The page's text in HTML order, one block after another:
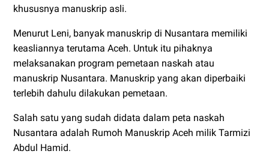
khususnya manuskrip asli.
Menurut Leni, banyak manuskrip di Nusantara memiliki
keasliannya terutama Aceh. Untuk itu pihaknya
melaksanakan program pemetaan naskah atau
manuskrip Nusantara. Manuskrip yang akan diperbaiki
terlebih dahulu dilakukan pemetaan.
Salah satu yang sudah didata dalam peta naskah
Nusantara adalah Rumoh Manuskrip Aceh milik Tarmizi
Abdul Hamid.